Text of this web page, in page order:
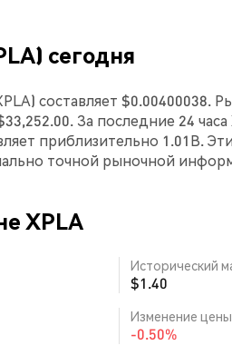
сегодня
составляет
За последние 24
приблизительно 1.01B.
точной рыночной
XPLA
Исторический
$1.40
Изменение цены
-0.50%